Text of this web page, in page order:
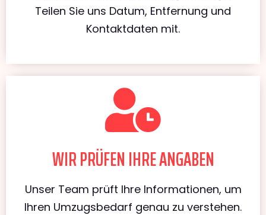
Teilen Sie uns Datum, Entfernung und
Kontaktdaten mit.
WIR PRÜFEN IHRE ANGABEN
Unser Team prüft Ihre Informationen, um
Ihren Umzugsbedarf genau zu verstehen.